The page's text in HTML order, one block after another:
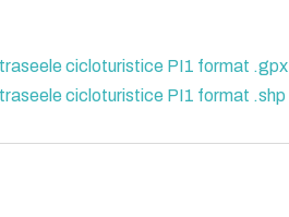
cicloturistice PI1 format .gpx
cicloturistice PI1 format .shp